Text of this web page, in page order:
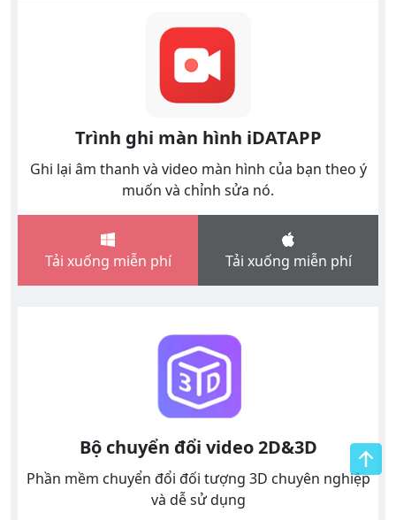
Trình ghi màn hình iDATAPP
Ghi lại âm thanh và video màn hình của bạn theo ý
muốn và chỉnh sửa nó.
Tải xuống miễn phí Tải xuống miễn phí
Bộ chuyển đổi video 2D&3D
Phần mềm chuyển đổi đối tượng 3D chuyên nghiệp
và dễ sử dụng